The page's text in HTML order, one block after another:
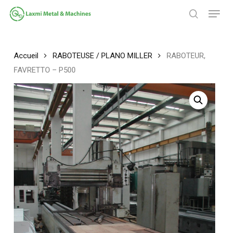
Passer
Accueil RABOTEUSE / PLANO MILLER
RABOTEUR,
FAVRETTO – P500
menu